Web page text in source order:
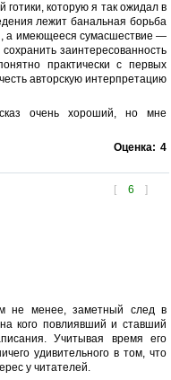
готики, которую я так ожидал в
лежит банальная борьба
а имеющееся сумасшествие —
заинтересованность
практически с первых
авторскую интерпретацию
очень хороший, но мне
Оценка: 4
[ 6 ]
не менее, заметный след в
кого повлиявший и ставший
Учитывая время его
удивительного в том, что
у читателей.